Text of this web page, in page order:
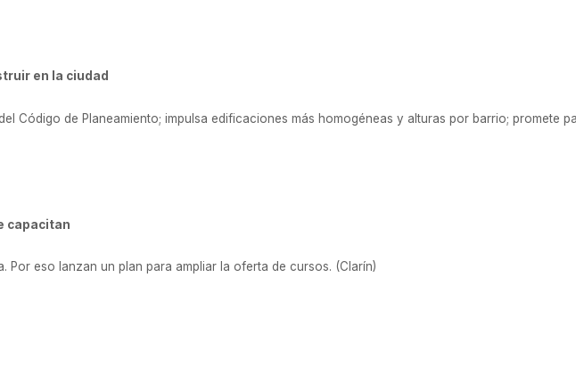
en la ciudad
Código de Planeamiento; impulsa edificaciones más homogéneas y alturas por barrio; promete
capacitan
Por eso lanzan un plan para ampliar la oferta de cursos. (Clarín)